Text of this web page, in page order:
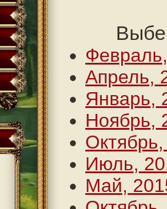
Апрель,
Январь,
Ноябрь,
Июль,
Май,